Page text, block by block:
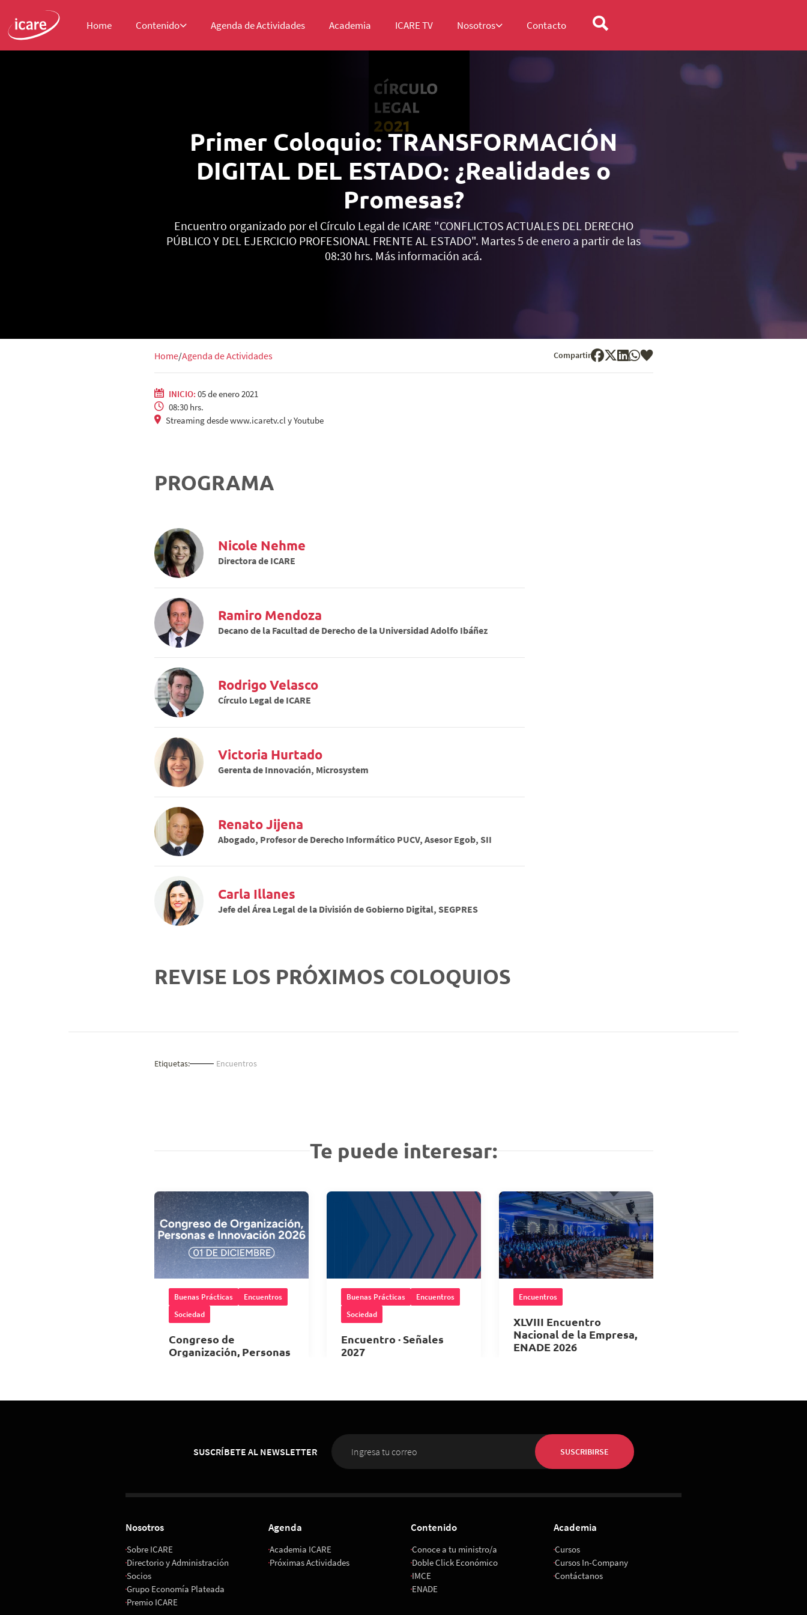
Home Contenido Agenda de Actividades Academia ICARE TV Nosotros Contacto
Primer Coloquio: TRANSFORMACIÓN
DIGITAL DEL ESTADO: ¿Realidades o
Promesas?
Encuentro organizado por el Círculo Legal de ICARE "CONFLICTOS ACTUALES DEL DERECHO
PÚBLICO Y DEL EJERCICIO PROFESIONAL FRENTE AL ESTADO". Martes 5 de enero a partir de las
08:30 hrs. Más información acá.
Home Agenda de Actividades Compartir
INICIO: 05 de enero 2021
08:30 hrs.
Streaming desde www.icaretv.cl y Youtube
PROGRAMA
Nicole Nehme
Directora de ICARE
Ramiro Mendoza
Decano de la Facultad de Derecho de la Universidad Adolfo Ibáñez
Rodrigo Velasco
Círculo Legal de ICARE
Victoria Hurtado
Gerenta de Innovación, Microsystem
Renato Jijena
Abogado, Profesor de Derecho Informático PUCV, Asesor Egob, SII
Carla Illanes
Jefe del Área Legal de la División de Gobierno Digital, SEGPRES
REVISE LOS PRÓXIMOS COLOQUIOS
Etiquetas: Encuentros
Te puede interesar:
Buenas Prácticas
Encuentros
Sociedad
Congreso de
Organización, Personas
Buenas Prácticas
Encuentros
Sociedad
Encuentro · Señales
2027
Encuentros
XLVIII Encuentro
Nacional de la Empresa,
ENADE 2026
SUSCRÍBETE AL NEWSLETTER SUSCRIBIRSE
Nosotros
Sobre ICARE
Directorio y Administración
Socios
Grupo Economía Plateada
Premio ICARE
Agenda
Academia ICARE
Próximas Actividades
Contenido
Conoce a tu ministro/a
Doble Click Económico
IMCE
ENADE
Academia
Cursos
Cursos In-Company
Contáctanos